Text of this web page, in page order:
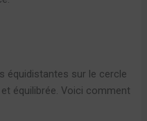
équidistantes sur le cercle
équilibrée. Voici comment